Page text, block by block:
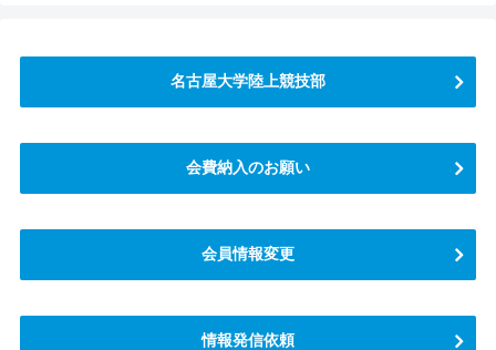
名古屋大学陸上競技部
会費納入のお願い
会員情報変更
情報発信依頼